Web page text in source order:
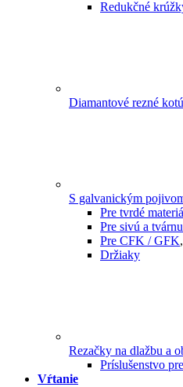
Redukčné
Diamantové rezné
S galvanickým
Pre tvrdé
Pre sivú a
Pre CFK / GFK,
Držiaky
Rezačky na dlažbu a
Príslušenstvo
Vŕtanie